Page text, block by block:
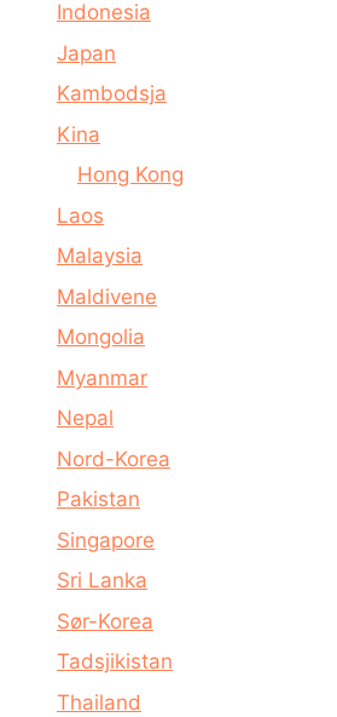
Indonesia
Japan
Kambodsja
Kina
Hong Kong
Laos
Malaysia
Maldivene
Mongolia
Myanmar
Nepal
Nord-Korea
Pakistan
Singapore
Sri Lanka
Sør-Korea
Tadsjikistan
Thailand